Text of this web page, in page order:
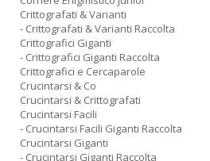
Crittografati & Varianti
- Crittografati & Varianti Raccolta
Crittografici Giganti
- Crittografici Giganti Raccolta
Crittografici e Cercaparole
Crucintarsi & Co
Crucintarsi & Crittografati
Crucintarsi Facili
- Crucintarsi Facili Giganti Raccolta
Crucintarsi Giganti
- Crucintarsi Giganti Raccolta